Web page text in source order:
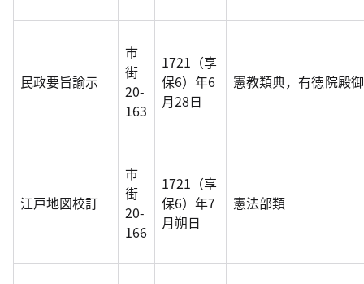
民政要旨諭示
市
街
20-
163
1721（享
保6）年6
月28日
憲教類典，有徳院殿
江戸地図校訂
市
街
20-
166
1721（享
保6）年7
月朔日
憲法部類